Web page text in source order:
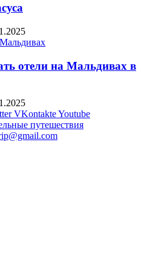
отели на Мальдивах в
VKontakteYoutube